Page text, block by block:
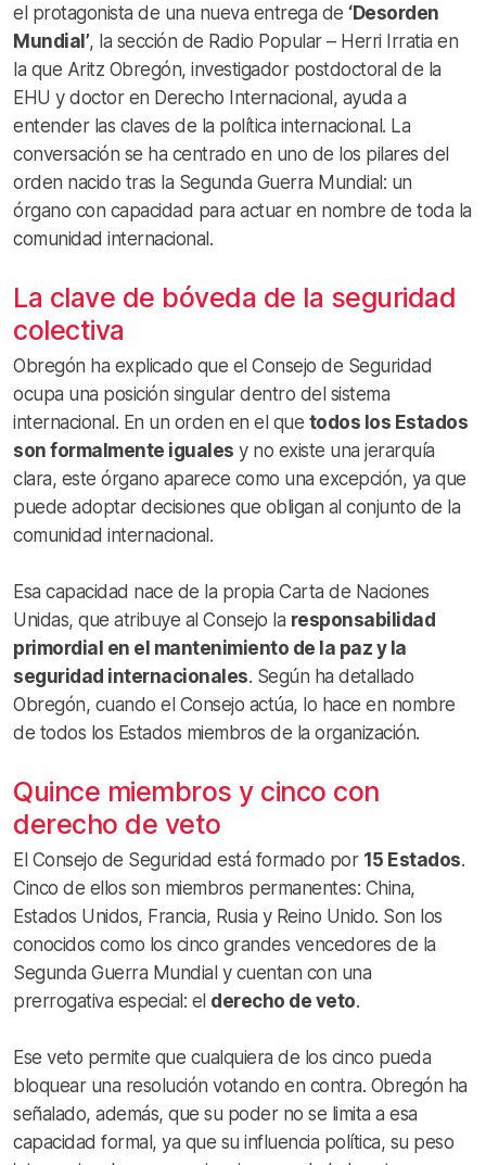
el protagonista de una nueva entrega de ‘Desorden
Mundial’, la sección de Radio Popular – Herri Irratia en
la que Aritz Obregón, investigador postdoctoral de la
EHU y doctor en Derecho Internacional, ayuda a
entender las claves de la política internacional. La
conversación se ha centrado en uno de los pilares del
orden nacido tras la Segunda Guerra Mundial: un
órgano con capacidad para actuar en nombre de toda la
comunidad internacional.
La clave de bóveda de la seguridad
colectiva
Obregón ha explicado que el Consejo de Seguridad
ocupa una posición singular dentro del sistema
internacional. En un orden en el que todos los Estados
son formalmente iguales y no existe una jerarquía
clara, este órgano aparece como una excepción, ya que
puede adoptar decisiones que obligan al conjunto de la
comunidad internacional.
Esa capacidad nace de la propia Carta de Naciones
Unidas, que atribuye al Consejo la responsabilidad
primordial en el mantenimiento de la paz y la
seguridad internacionales. Según ha detallado
Obregón, cuando el Consejo actúa, lo hace en nombre
de todos los Estados miembros de la organización.
Quince miembros y cinco con
derecho de veto
El Consejo de Seguridad está formado por 15 Estados.
Cinco de ellos son miembros permanentes: China,
Estados Unidos, Francia, Rusia y Reino Unido. Son los
conocidos como los cinco grandes vencedores de la
Segunda Guerra Mundial y cuentan con una
prerrogativa especial: el derecho de veto.
Ese veto permite que cualquiera de los cinco pueda
bloquear una resolución votando en contra. Obregón ha
señalado, además, que su poder no se limita a esa
capacidad formal, ya que su influencia política, su peso